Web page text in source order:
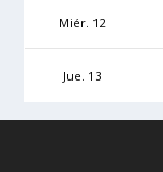
Miér. 12
Jue. 13